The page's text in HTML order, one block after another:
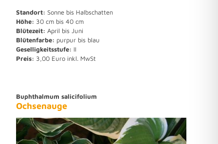
Standort: Sonne bis Halbschatten
Höhe: 30 cm bis 40 cm
Blütezeit: April bis Juni
Blütenfarbe: purpur bis blau
Geselligkeitsstufe: II
Preis: 3,00 Euro inkl. MwSt
Buphthalmum salicifolium
Ochsenauge